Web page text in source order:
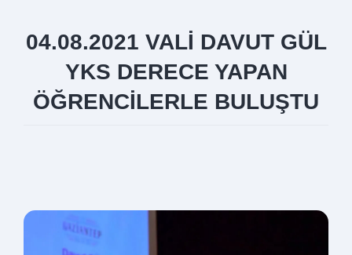
04.08.2021 VALİ DAVUT GÜL
YKS DERECE YAPAN
ÖĞRENCİLERLE BULUŞTU